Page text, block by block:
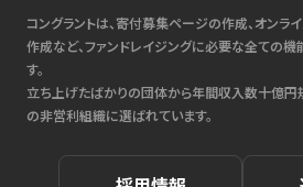
コングラントは、寄付募集ページの作成、オンラ
作成など、ファンドレイジングに必要な全ての
す。
立ち上げたばかりの団体から年間収入数十億円
の非営利組織に選ばれています。